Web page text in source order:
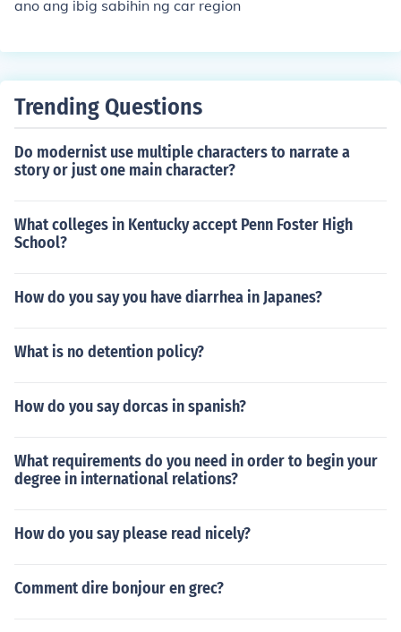
ano ang ibig sabihin ng car region
Trending Questions
Do modernist use multiple characters to narrate a
story or just one main character?
What colleges in Kentucky accept Penn Foster High
School?
How do you say you have diarrhea in Japanes?
What is no detention policy?
How do you say dorcas in spanish?
What requirements do you need in order to begin your
degree in international relations?
How do you say please read nicely?
Comment dire bonjour en grec?